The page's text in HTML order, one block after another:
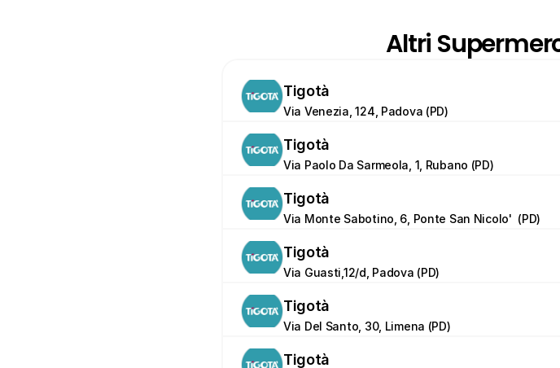
Altri
Tigotà
Via Venezia, 124, Padova (PD)
Tigotà
Via Paolo Da Sarmeola, 1, Rubano (PD)
Tigotà
Via Monte Sabotino, 6, Ponte San Nicolo'  (PD)
Tigotà
Via Guasti,12/d, Padova (PD)
Tigotà
Via Del Santo, 30, Limena (PD)
Tigotà